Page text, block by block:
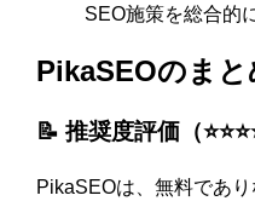
SEO施策を総合的
PikaSEOのま
📝 推奨度評価（
PikaSEOは、無料であ